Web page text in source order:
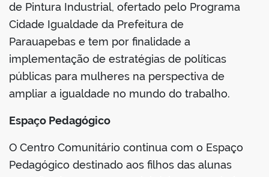
de Pintura Industrial, ofertado pelo Programa
Cidade Igualdade da Prefeitura de
Parauapebas e tem por finalidade a
implementação de estratégias de políticas
públicas para mulheres na perspectiva de
ampliar a igualdade no mundo do trabalho.
Espaço Pedagógico
O Centro Comunitário continua com o Espaço
Pedagógico destinado aos filhos das alunas